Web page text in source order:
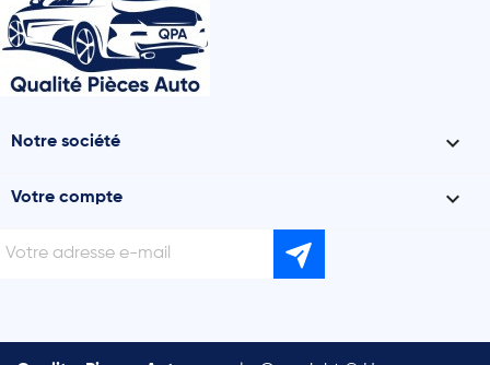
Notre société 
Votre compte 